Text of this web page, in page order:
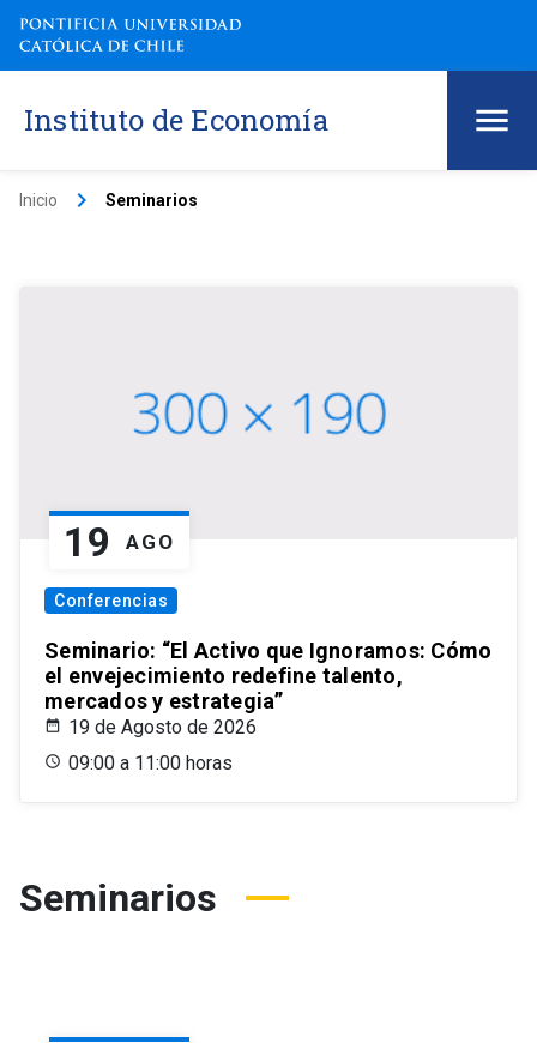
Instituto de Economía
Inicio keyboard_arrow_right Seminarios
19 AGO
Conferencias
Seminario: “El Activo que Ignoramos: Cómo
el envejecimiento redefine talento,
mercados y estrategia”
19 de Agosto de 2026
09:00 a 11:00 horas
Seminarios